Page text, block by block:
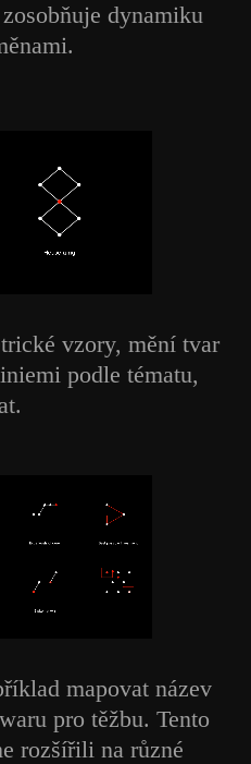
dynamiku
vzory, mění tvar
podle tématu,
mapovat název
pro těžbu. Tento
rozšířili na různé